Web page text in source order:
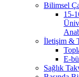
Bilimsel
15-
İletişim &
E-
Sağlık